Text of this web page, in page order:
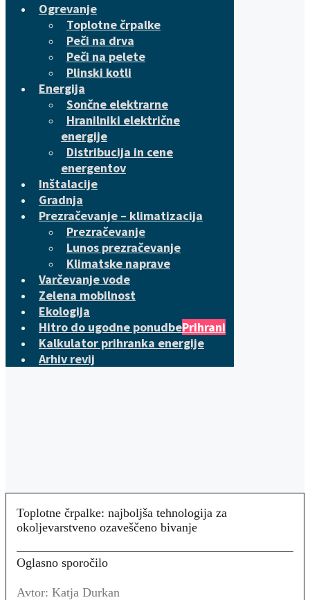
Ogrevanje
Toplotne črpalke
Peči na drva
Peči na pelete
Plinski kotli
Energija
Sončne elektrarne
Hranilniki električne
energije
Distribucija in cene
energentov
Inštalacije
Gradnja
Prezračevanje – klimatizacija
Prezračevanje
Lunos prezračevanje
Klimatske naprave
Varčevanje vode
Zelena mobilnost
Ekologija
Hitro do ugodne ponudbePrihrani
Kalkulator prihranka energije
Arhiv revij
Toplotne črpalke: najboljša tehnologija za
okoljevarstveno ozaveščeno bivanje
Oglasno sporočilo
Avtor: Katja Durkan